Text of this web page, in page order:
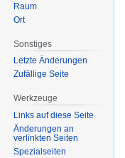
Raum
Ort
Sonstiges
Letzte Änderungen
Zufällige Seite
Werkzeuge
Links auf diese Seite
Änderungen an
verlinkten Seiten
Spezialseiten